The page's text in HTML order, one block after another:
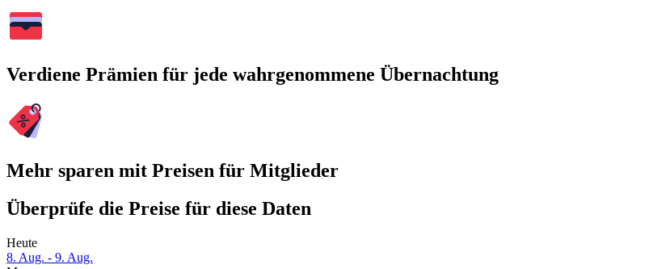
Verdiene Prämien für jede wahrgenommene Übernachtung
Mehr sparen mit Preisen für Mitglieder
Überprüfe die Preise für diese Daten
Heute
8. Aug. - 9. Aug.